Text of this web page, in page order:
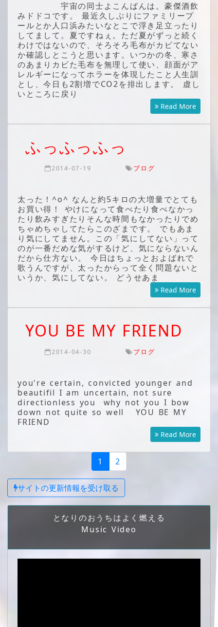
宇宙の同士よこんばんは。豪傑酒飲
みドドコです。 最近久しぶりにファミリープ
ールとか人口浜みたいなとこで浮き足立ったり
してまして。夏ですねぇ。ただ夏がずっと続く
わけではないので、そろそろ毛布がカビてない
か確認しとこうと思います。いつかの冬、寒さ
のあまりカビた毛布を無理して使い、顔面がア
レルギーになってホラーを体現したこと人生訓
とし、今日も2割増でCO2を排出します。 虚し
いところに戻り
Read More
ふっふっふっ
2014-07-19 ブログ
太った！^o^ なんと約5キロの大増量でとても
お買い得！ やけになって食べたり食べなかっ
たり飲みすぎたりそんな時間もなかったりでめ
ちゃめちゃしてたらこのざまです。 でもあま
り気にしてません。この「気にしてない」って
のが一番だめな気がするけど、気にならないん
だから仕方ない。 今日はちょっとおよばれで
歌うんですが、太ったからって全く問題ないと
いうか、気にしてない。 どうせあま
Read More
YOU BE MY FRIEND
2014-04-30 ブログ
you're certain, convicted younger and
beautifil I am uncertain, not sure
directionless you why not you I bow
down not quite so well YOU BE MY
FRIEND
Read More
1 2
サイトの更新情報を受け取る
となりのおうちはよく燃える
Music Video